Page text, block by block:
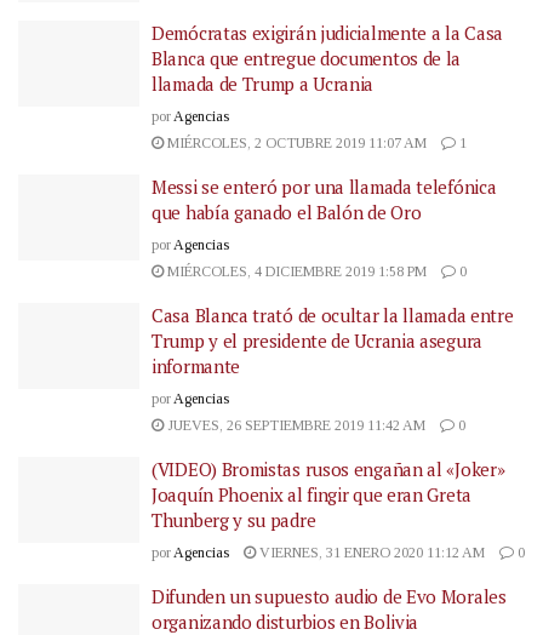
Demócratas exigirán judicialmente a la Casa
Blanca que entregue documentos de la
llamada de Trump a Ucrania
por Agencias
MIÉRCOLES, 2 OCTUBRE 2019 11:07 AM
1
Messi se enteró por una llamada telefónica
que había ganado el Balón de Oro
por Agencias
MIÉRCOLES, 4 DICIEMBRE 2019 1:58 PM
0
Casa Blanca trató de ocultar la llamada entre
Trump y el presidente de Ucrania asegura
informante
por Agencias
JUEVES, 26 SEPTIEMBRE 2019 11:42 AM
0
(VIDEO) Bromistas rusos engañan al «Joker»
Joaquín Phoenix al fingir que eran Greta
Thunberg y su padre
por Agencias VIERNES, 31 ENERO 2020 11:12 AM 0
Difunden un supuesto audio de Evo Morales
organizando disturbios en Bolivia